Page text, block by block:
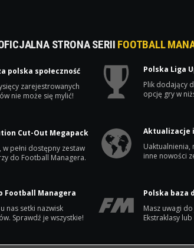
STRONA SERII FOOTBALL
polska społeczność
zarejestrowanych
nie może się mylić!
Polska Liga
Plik dodający
opcję gry w
Cut-Out Megapack
w pełni dostępny zestaw
do Football Managera.
Aktualizacje
Uaktualnienia,
inne nowości
Football Managera
nas setki nazwisk
Sprawdź je wszystkie!
Polska baza
Masz uwagi
Ekstraklasy